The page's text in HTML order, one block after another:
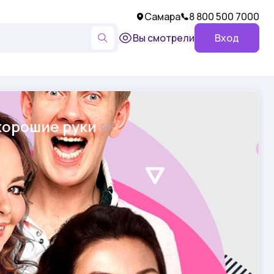
Самара
8 800 500 7000
Вы смотрели
Вход
руки